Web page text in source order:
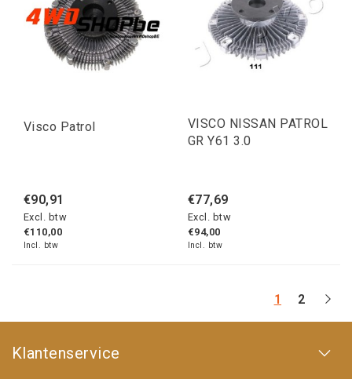
Visco Patrol
€90,91
Excl. btw
€110,00
Incl. btw
VISCO NISSAN PATROL
GR Y61 3.0
€77,69
Excl. btw
€94,00
Incl. btw
1 2
Klantenservice